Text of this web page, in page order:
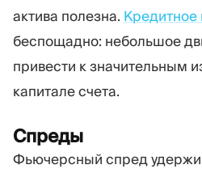
актива полезна. Кредитное
беспощадно: небольшое
привести к значительным
капитале счета.
Спреды
Фьючерсный спред